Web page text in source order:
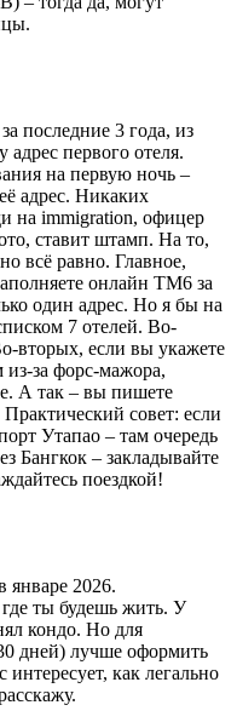
последние 3 года, из
первого отеля.
на первую ночь –
адрес. Никаких
на immigration, офицер
ставит штамп. На то,
всё равно. Главное,
онлайн TM6 за
один адрес. Но я бы на
7 отелей. Во-
вторых, если вы укажете
из-за форс-мажора,
А так – вы пишете
совет: если
Утапао – там очередь
Бангкок – закладывайте
поездкой!
январе 2026.
ты будешь жить. У
кондо. Но для
дней) лучше оформить
как легально